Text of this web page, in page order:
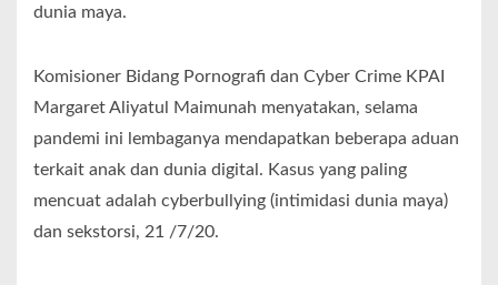
dunia maya.
Komisioner Bidang Pornografi dan Cyber Crime KPAI
Margaret Aliyatul Maimunah menyatakan, selama
pandemi ini lembaganya mendapatkan beberapa aduan
terkait anak dan dunia digital. Kasus yang paling
mencuat adalah cyberbullying (intimidasi dunia maya)
dan sekstorsi, 21 /7/20.